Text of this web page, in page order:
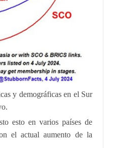
y demográficas en el Sur
esto en varios países de
el actual aumento de la